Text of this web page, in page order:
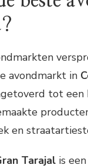
avondmarkt in
tot een
en
Tarajal is